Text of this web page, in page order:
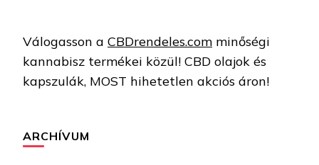
Válogasson a CBDrendeles.com minőségi
kannabisz termékei közül! CBD olajok és
kapszulák, MOST hihetetlen akciós áron!
ARCHÍVUM